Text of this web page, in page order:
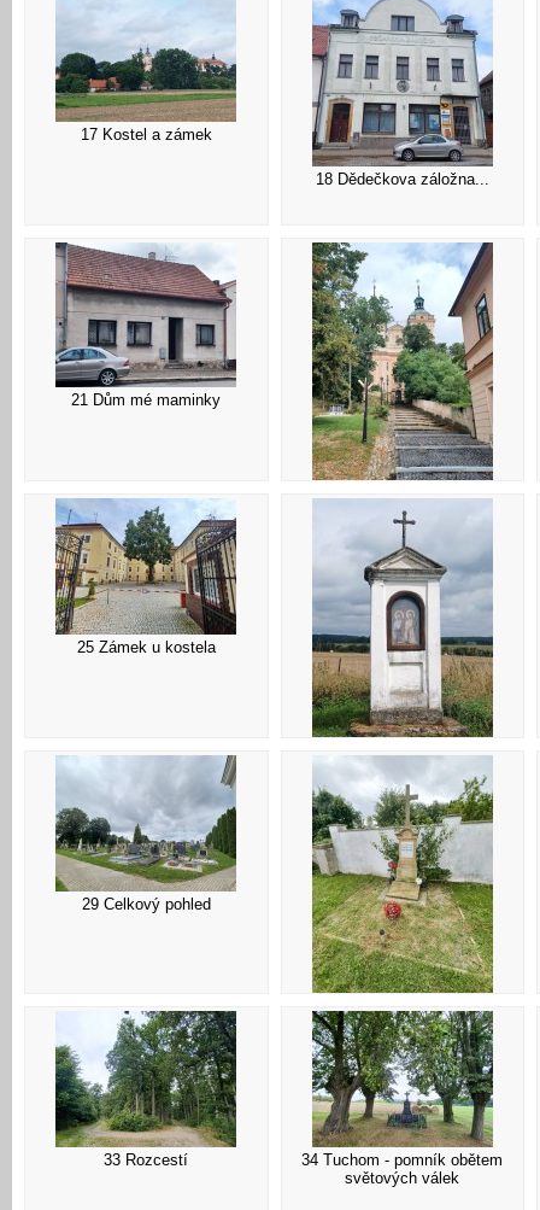
14 Květy u cesty
17 Kostel a zámek
18 Dědečkova záložna...
21 Dům mé maminky
22 Schody ke kostelu
25 Zámek u kostela
26 Kaple u hřbitova
29 Celkový pohled
30 Hrob řeholnic
33 Rozcestí
34 Tuchom - pomník obětem
světových válek